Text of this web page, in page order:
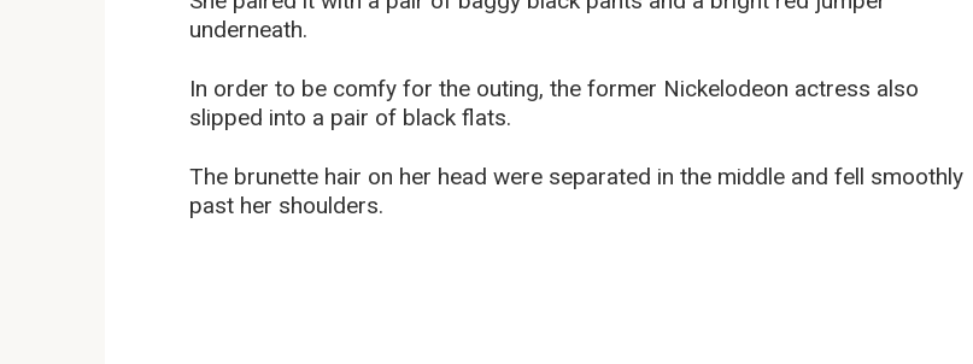
underneath.
In order to be comfy for the outing, the former Nickelodeon actress also
slipped into a pair of black flats.
The brunette hair on her head were separated in the middle and fell smoothly
past her shoulders.